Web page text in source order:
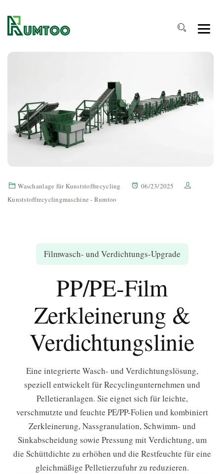
Waschanlage für Kunststoffrecycling
06/23/2025
Kunststoffrecyclingmaschine - Rumtoo
Filmwasch- und Verdichtungs-Upgrade
PP/PE-Film
Zerkleinerung &
Verdichtungslinie
Eine integrierte Wasch- und Verdichtungslösung,
speziell entwickelt für Recyclingunternehmen und
Pelletieranlagen. Sie eignet sich für leichte,
verschmutzte und feuchte PE/PP-Folien und kombiniert
Zerkleinerung, Nassgranulation, Schwimm- und
Sinkabscheidung sowie Pressung mit Verdichtung, um
die Schüttdichte zu erhöhen und die Restfeuchte für eine
gleichmäßige Pelletierzufuhr zu reduzieren.